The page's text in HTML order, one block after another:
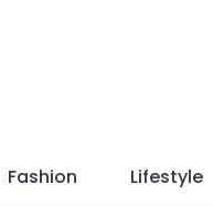
Fashion Lifestyle